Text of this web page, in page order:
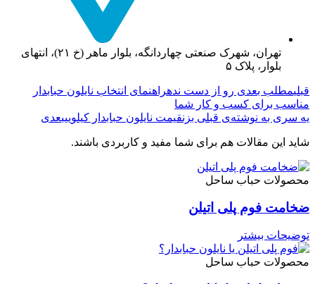
تهران، شهرک صنعتی چهاردانگه، بلوار ماهر (خ ۲۱)، انتهای
بلوار، پلاک ۵
قبلیمطلب بعدی رو از دست ندهراهنمای انتخاب نایلون حبابدار
مناسب برای کسب و کار شما
یه سری به نوشته‌ی قبلی بزنقیمت نایلون حبابدار کیلوییبعدی
شاید این مقالات هم برای شما مفید و کاربردی باشند.
محصولات حباب ساحل
ضخامت فوم پلی اتیلن
توضیحات بیشتر
محصولات حباب ساحل